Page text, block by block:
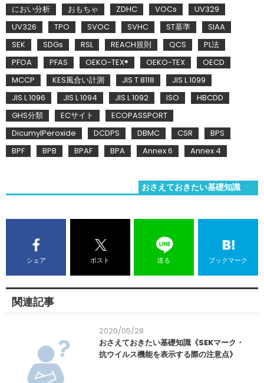
におい分析
おもちゃ ZDHC VOCs
UV329
UV326
TPO SVOC SVHC ST基準
SIAA
SEK
SDGs RSL REACH規則 QCS
PL法
PFOA
PFAS OEKO-TEX® OEKO-TEX
OECD
MCCP
KES風合い計測 JIS T 8118
JIS L 1099
JIS L 1096
JIS L 1094 JIS L 1092 ISO
HBCDD
GHS分類
ECサイト
ECOPASSPORT
DicumylPeroxide
DCDPS DBMC CSR
BPS
BPF
BPB BPAF BPA Annex 6 Annex 4
おさえておきたい基礎知識
シェア ポスト 送る ブックマーク
関連記事
2020/05/28
おさえておきたい基礎知識《SEKマーク・
抗ウイルス機能を表示する際の注意点》